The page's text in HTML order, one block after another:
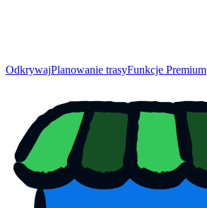
OdkrywajPlanowanie trasyFunkcje Premium